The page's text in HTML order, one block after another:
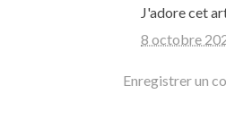
J'adore cet
8 octobre
Enregistrer un